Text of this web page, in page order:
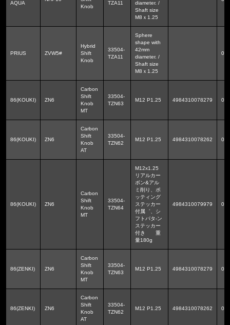
AQUA
Knob
TZA11
diameter. /
Shaft size
M8ｘ1.25
PRIUS ZVW5#
Hybrid
Shift
Knob
33504-
TZA11
Sphere
shape with
42mm
diameter. /
Shaft size
M8ｘ1.25
0.1
86(KOUKI) ZN6
Carbon
Shift
Knob
MT
33504-
TZN63
M12 P1.25 4984310078279 0.1
86(KOUKI) ZN6
Carbon
Shift
Knob
AT
33504-
TZN62
M12 P1.25 4984310078262 0.1
86(KOUKI) ZN6
Carbon
Shift
Knob
MT
33504-
TZN64
M12x1.25
リアルカー
ボン&アル
ミ削り、ポ
ッティング
ステッカー
付属゛、シ
フトパタ-ン
ステッカー
付き 重
量180g
4984310079979 0.1
86(ZENKI) ZN6
Carbon
Shift
Knob
MT
33504-
TZN63
M12 P1.25 4984310078279 0.1
86(ZENKI) ZN6
Carbon
Shift
Knob
AT
33504-
TZN62
M12 P1.25 4984310078262 0.1